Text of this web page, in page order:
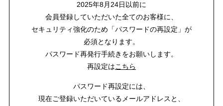
2025年8月24日以前に
会員登録していただいた全てのお客様に、
セキュリティ強化のため「パスワードの再設定」が
必須となります。
パスワード再発行手続きをお願いします。
再設定はこちら
パスワード再設定には、
現在ご登録いただいているメールアドレスと、